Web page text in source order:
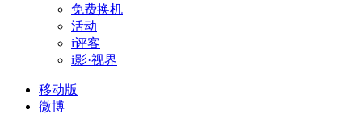
免费换机
活动
i评客
i影·视界
移动版
微博